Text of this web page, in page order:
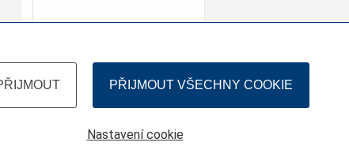
PŘIJMOUT VŠECHNY COOKIE
Nastavení cookie